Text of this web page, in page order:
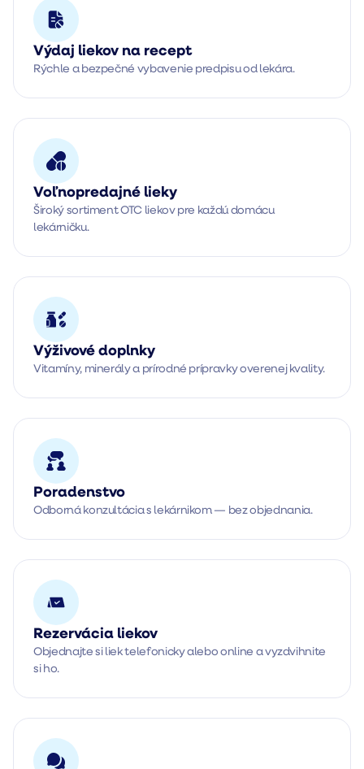
Výdaj liekov na recept
Rýchle a bezpečné vybavenie predpisu od lekára.
Voľnopredajné lieky
Široký sortiment OTC liekov pre každú domácu
lekárničku.
Výživové doplnky
Vitamíny, minerály a prírodné prípravky overenej kvality.
Poradenstvo
Odborná konzultácia s lekárnikom — bez objednania.
Rezervácia liekov
Objednajte si liek telefonicky alebo online a vyzdvihnite
si ho.